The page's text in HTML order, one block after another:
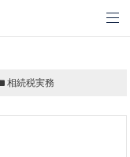
メ
相続税実務